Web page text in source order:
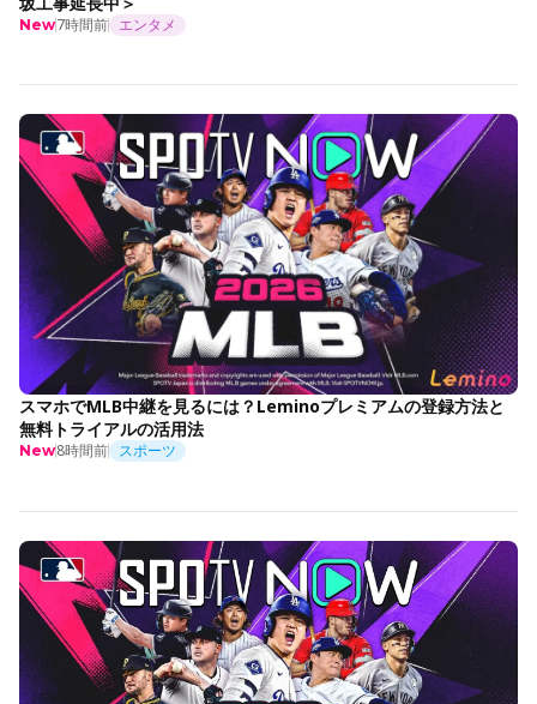
New7時間前 エンタメ
スマホでMLB中継を見るには？Leminoプレミアムの登録方法と
無料トライアルの活用法
New8時間前 スポーツ